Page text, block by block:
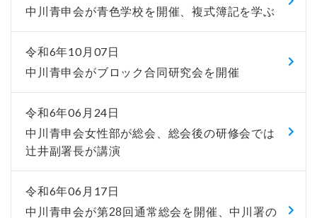
中川青申会が青色学校を開催、複式簿記を学ぶ
令和6年10月07日
中川青申会がブロック合同研究会を開催
令和6年06月24日
中川青申会女性部が総会、総会後の研修会では
辻井副署長が講演
令和6年06月17日
中川青申会が第28回通常総会を開催、中川署の